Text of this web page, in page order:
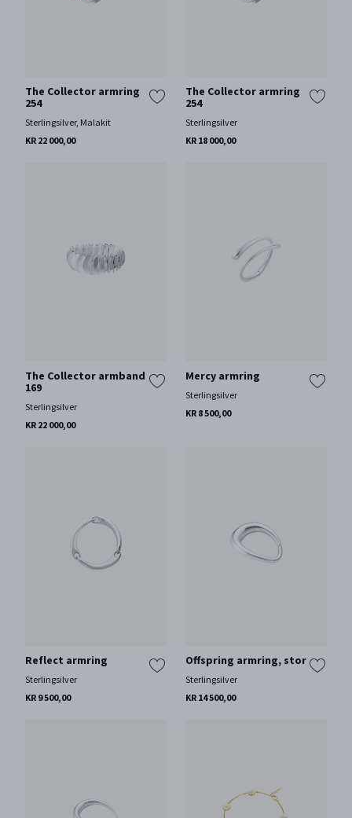
The Collector armring
254
Sterlingsilver, Malakit
KR 22 000,00
The Collector armring
254
Sterlingsilver
KR 18 000,00
The Collector armband
169
Sterlingsilver
KR 22 000,00
Mercy armring
Sterlingsilver
KR 8 500,00
Reflect armring
Sterlingsilver
KR 9 500,00
Offspring armring, stor
Sterlingsilver
KR 14 500,00